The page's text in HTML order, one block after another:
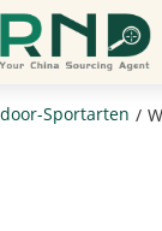
Sportarten /